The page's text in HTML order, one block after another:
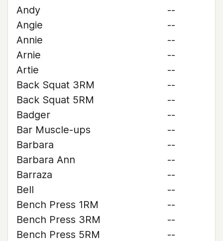
Andy
--
Angie
--
Annie
--
Arnie
--
Artie
--
Back Squat 3RM
--
Back Squat 5RM
--
Badger
--
Bar Muscle-ups
--
Barbara
--
Barbara Ann
--
Barraza
--
Bell
--
Bench Press 1RM
--
Bench Press 3RM
--
Bench Press 5RM
--